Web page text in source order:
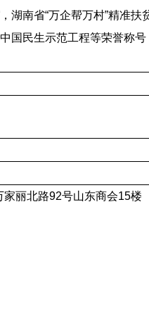
湖南省“万企帮万村”精准扶
中国民生示范工程等荣誉称
家丽北路92号山东商会15楼